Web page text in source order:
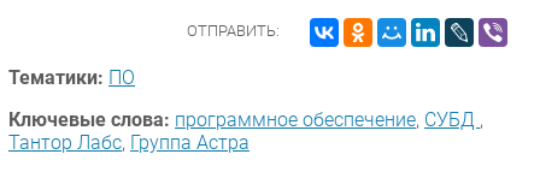
ОТПРАВИТЬ:
Тематики: ПО
Ключевые слова: программное обеспечение, СУБД ,
Тантор Лабс, Группа Астра